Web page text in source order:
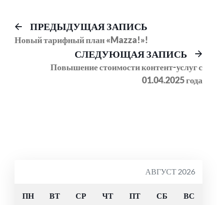
Навигация
по
записям
ПРЕДЫДУЩАЯ ЗАПИСЬПредыдущий
пост:
Новый тарифный план «Mazza!»!
СЛЕДУЮЩАЯ ЗАПИСЬ
Повышение стоимости контент-услуг с
01.04.2025 года
АВГУСТ 2026
ПН ВТ СР ЧТ ПТ СБ ВС